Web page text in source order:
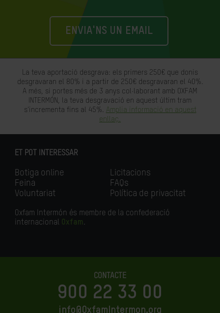
ENVIA'NS UN EMAIL
La teva aportació desgrava: els primers 250€ que donis
desgravaran el 80% i a partir de 250€ desgravaran el 40%.
A més, si portes més de 3 anys col·laborant amb OXFAM
INTERMÓN, la teva desgravació en aquest últim tram
s'incrementa fins al 45%. Amplia informació en aquest
enllaç.
ET POT INTERESSAR
Botiga online
Feina
Voluntariat
Licitacions
FAQs
Política de privacitat
Oxfam Intermón és membre de la confederació
internacional Oxfam.
CONTACTE
900 22 33 00
info@OxfamIntermon.org